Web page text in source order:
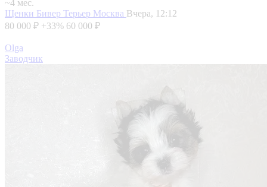
~4 мес.
Щенки Бивер Терьер Москва Вчера, 12:12
80 000 ₽ +33% 60 000 ₽
Olga
Заводчик